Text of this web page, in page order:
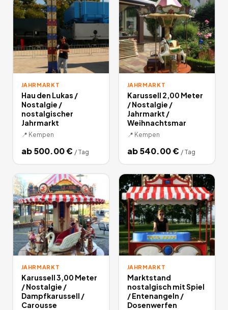
JAHRMARKT
Hau den Lukas /
Nostalgie /
nostalgischer
Jahrmarkt
📍 Kempen
ab500.00€ / Tag
JAHRMARKT
Karussell 2,00 Meter
/ Nostalgie /
Jahrmarkt /
Weihnachtsmar
📍 Kempen
ab540.00€ / Tag
JAHRMARKT
Karussell 3,00 Meter
/ Nostalgie /
Dampfkarussell /
Carousse
JAHRMARKT
Marktstand
nostalgisch mit Spiel
/ Entenangeln /
Dosenwerfen